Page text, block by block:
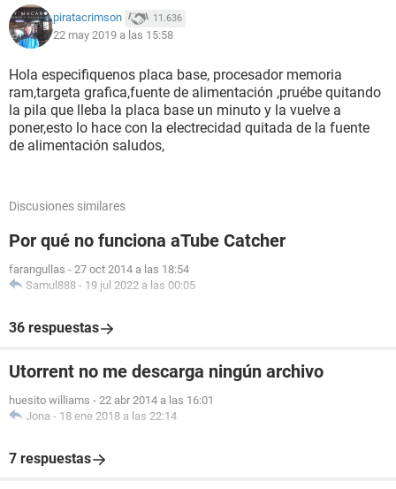
piratacrimson 11.636
22 may 2019 a las 15:58
Hola especifiquenos placa base, procesador memoria
ram,targeta grafica,fuente de alimentación ,pruébe quitando
la pila que lleba la placa base un minuto y la vuelve a
poner,esto lo hace con la electrecidad quitada de la fuente
de alimentación saludos,
Discusiones similares
Por qué no funciona aTube Catcher
farangullas - 27 oct 2014 a las 18:54
Samul888 - 19 jul 2022 a las 00:05
36 respuestas
Utorrent no me descarga ningún archivo
huesito williams - 22 abr 2014 a las 16:01
Jona - 18 ene 2018 a las 22:14
7 respuestas